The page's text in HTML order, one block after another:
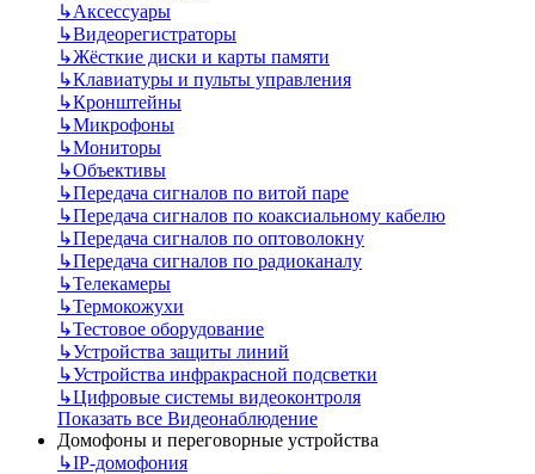
↳Аксессуары
↳Видеорегистраторы
↳Жёсткие диски и карты памяти
↳Клавиатуры и пульты управления
↳Кронштейны
↳Микрофоны
↳Мониторы
↳Объективы
↳Передача сигналов по витой паре
↳Передача сигналов по коаксиальному кабелю
↳Передача сигналов по оптоволокну
↳Передача сигналов по радиоканалу
↳Телекамеры
↳Термокожухи
↳Тестовое оборудование
↳Устройства защиты линий
↳Устройства инфракрасной подсветки
↳Цифровые системы видеоконтроля
Показать все Видеонаблюдение
Домофоны и переговорные устройства
↳IP-домофония